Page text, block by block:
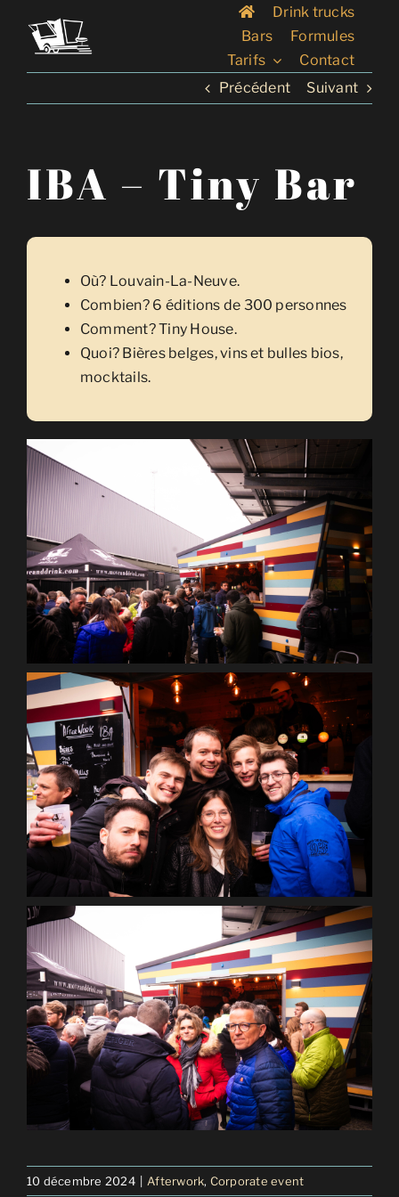
contenu
Drink trucks
Bars
Formules
Tarifs
Contact
Précédent
Suivant
IBA – Tiny Bar
Où? Louvain-La-Neuve.
Combien? 6 éditions de 300 personnes
Comment? Tiny House.
Quoi? Bières belges, vins et bulles bios,
mocktails.
10 décembre 2024 Afterwork, Corporate event